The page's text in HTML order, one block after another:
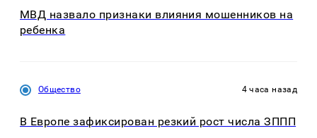
МВД назвало признаки влияния мошенников на
ребенка
Общество 4 часа назад
В Европе зафиксирован резкий рост числа ЗППП